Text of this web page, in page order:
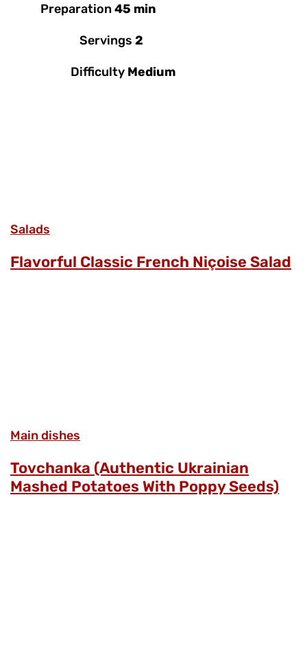
Preparation45 min
Servings 2
Difficulty Medium
Salads
Flavorful Classic French Niçoise Salad
Main dishes
Tovchanka (Authentic Ukrainian
Mashed Potatoes With Poppy Seeds)